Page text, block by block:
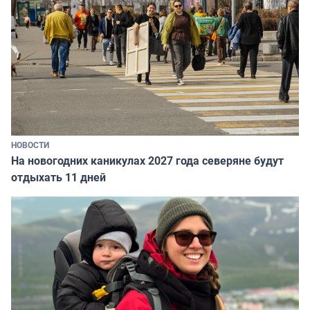
НОВОСТИ
На новогодних каникулах 2027 года северяне будут
отдыхать 11 дней